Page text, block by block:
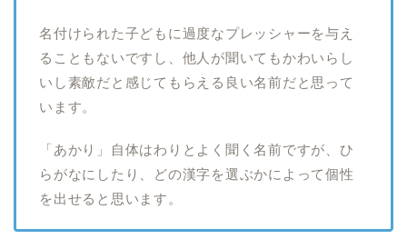
名付けられた子どもに過度なプレッシャーを与え
ることもないですし、他人が聞いてもかわいらし
いし素敵だと感じてもらえる良い名前だと思って
います。
「あかり」自体はわりとよく聞く名前ですが、ひ
らがなにしたり、どの漢字を選ぶかによって個性
を出せると思います。